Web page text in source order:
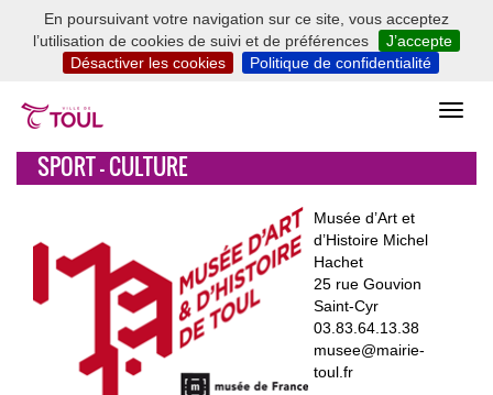
En poursuivant votre navigation sur ce site, vous acceptez
l’utilisation de cookies de suivi et de préférences
J’accepte
Désactiver les cookies
Politique de confidentialité
SPORT - CULTURE
Musée d’Art et
d’Histoire Michel
Hachet
25 rue Gouvion
Saint-Cyr
03.83.64.13.38
musee@mairie-
toul.fr